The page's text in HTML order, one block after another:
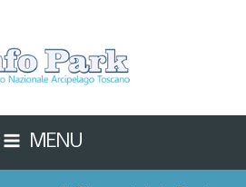
MENU